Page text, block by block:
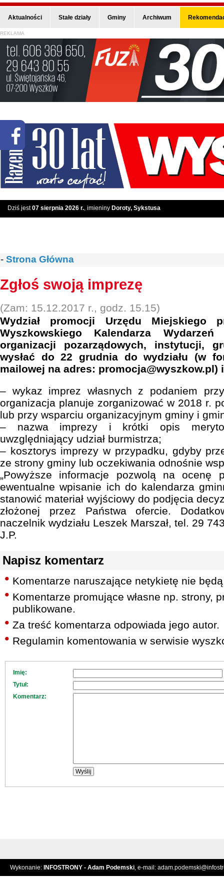
Aktualności Stałe działy Gminy Archiwum
REKLAMA
Dziś jest07 sierpnia 2026 r., imieniny Doroty, Sykstusa
- Strona Główna
Zgłoś swoją imprezę
(Zam: 15.12.2017 r., godz. 15.15)
Wydział promocji Urzędu Miejskiego
Wyszkowskiego Kalendarza Wydarzeń
organizacji pozarządowych, instytucji,
wysłać do 22 grudnia do wydziału (w
mailowej na adres: promocja@wyszkow.pl)
– wykaz imprez własnych z podaniem
organizacja planuje zorganizować w 2018 r.
lub przy wsparciu organizacyjnym gminy i
– nazwa imprezy i krótki opis
uwzględniający udział burmistrza;
– kosztorys imprezy w przypadku, gdyby
ze strony gminy lub oczekiwania odnośnie
„Powyższe informacje pozwolą na ocenę
ewentualne wpisanie ich do kalendarza
stanowić materiał wyjściowy do podjęcia
złożonej przez Państwa ofercie.
naczelnik wydziału Leszek Marszał, tel. 29
J.P.
Napisz komentarz
Komentarze naruszające netykietę nie
Komentarze promujące własne np. strony,
publikowane.
Za treść komentarza odpowiada jego autor.
Regulamin komentowania w serwisie
Imię:
Tytuł:
Komentarz:
Wykonanie: INFOSTRONY - Adam Podemski, e-mail: